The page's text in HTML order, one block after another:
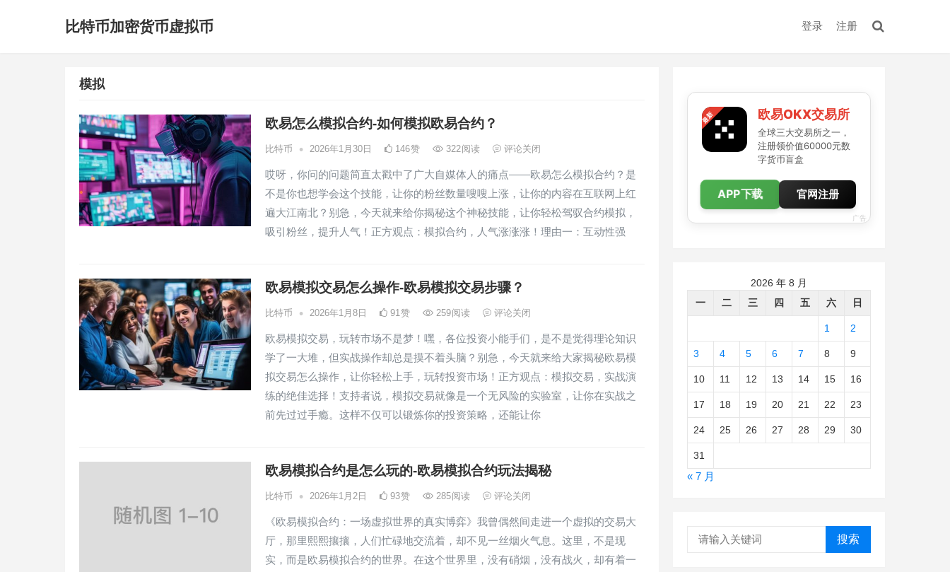
比特币加密货币虚拟币 登录 注册
模拟
欧易怎么模拟合约-如何模拟欧易合约？
比特币 • 2026年1月30日 146赞 322阅读 评论关闭
哎呀，你问的问题简直太戳中了广大自媒体人的痛点——欧易怎么模拟合约？是
不是你也想学会这个技能，让你的粉丝数量嗖嗖上涨，让你的内容在互联网上红
遍大江南北？别急，今天就来给你揭秘这个神秘技能，让你轻松驾驭合约模拟，
吸引粉丝，提升人气！正方观点：模拟合约，人气涨涨涨！理由一：互动性强
欧易模拟交易怎么操作-欧易模拟交易步骤？
比特币 • 2026年1月8日 91赞 259阅读 评论关闭
欧易模拟交易，玩转市场不是梦！嘿，各位投资小能手们，是不是觉得理论知识
学了一大堆，但实战操作却总是摸不着头脑？别急，今天就来给大家揭秘欧易模
拟交易怎么操作，让你轻松上手，玩转投资市场！正方观点：模拟交易，实战演
练的绝佳选择！支持者说，模拟交易就像是一个无风险的实验室，让你在实战之
前先过过手瘾。这样不仅可以锻炼你的投资策略，还能让你
欧易模拟合约是怎么玩的-欧易模拟合约玩法揭秘
比特币 • 2026年1月2日 93赞 285阅读 评论关闭
《欧易模拟合约：一场虚拟世界的真实博弈》我曾偶然间走进一个虚拟的交易大
厅，那里熙熙攘攘，人们忙碌地交流着，却不见一丝烟火气息。这里，不是现
实，而是欧易模拟合约的世界。在这个世界里，没有硝烟，没有战火，却有着一
欧易OKX交易所
全球三大交易所之一，
注册领价值60000元数
字货币盲盒
APP下载 官网注册
广告
2026 年 8 月
一
二 三 四 五 六 日
1 2
3 4 5 6 7 8 9
10 11 12 13 14 15 16
17 18 19 20 21 22 23
24 25 26 27 28 29 30
31
« 7 月
搜索